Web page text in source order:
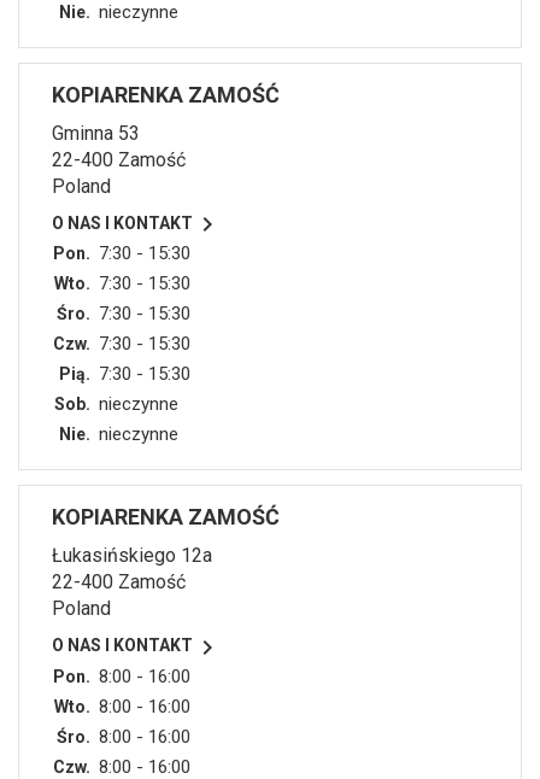
Nie. nieczynne
KOPIARENKA ZAMOŚĆ
Gminna 53
22-400 Zamość
Poland
O NAS I KONTAKT 
Pon. 7:30 - 15:30
Wto. 7:30 - 15:30
Śro. 7:30 - 15:30
Czw. 7:30 - 15:30
Pią. 7:30 - 15:30
Sob. nieczynne
Nie. nieczynne
KOPIARENKA ZAMOŚĆ
Łukasińskiego 12a
22-400 Zamość
Poland
O NAS I KONTAKT 
Pon. 8:00 - 16:00
Wto. 8:00 - 16:00
Śro. 8:00 - 16:00
Czw. 8:00 - 16:00